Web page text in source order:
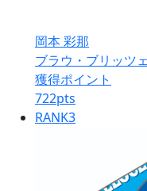
岡本 彩那
ブラウ・ブリッツ
獲得ポイント
722pts
RANK3